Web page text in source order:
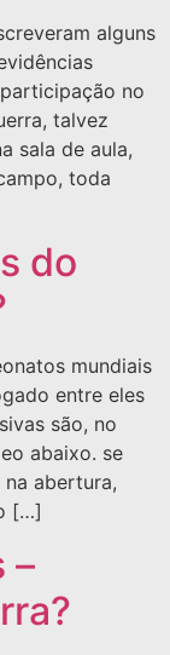
alguns
no
talvez
sala de aula,
toda
do
mundiais
entre eles
são, no
abaixo. se
abertura,
[…]
–